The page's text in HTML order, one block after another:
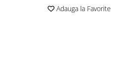
Adauga la Favorite